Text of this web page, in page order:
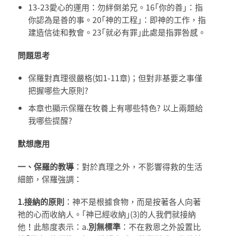
13-23愛心的運用：勿絆倒弟兄。16｢你的善｣：指
你認為是善的事。20｢神的工程｣：即神的工作，指
建造信徒和教會。23｢就必有罪｣此處是指罪咎感。
問題思考
保羅對真理很嚴格(如1-11章)；但對非基要之事僅
把握哪些大原則?
本章也顯示保羅在牧養上有哪些特色? 以上兩題給
我哪些提醒?
默想應用
一、 保羅的教導 ：對於真理之外，不影響得救的生活
細節，保羅強調：
1.接納的原則 ：神不是根據食物，而是按著各人向著
祂的心而收納人。｢神已經收納｣(3)的人我們就接納
他！此態度表示：a.別無標準 ：不在救恩之外設置比